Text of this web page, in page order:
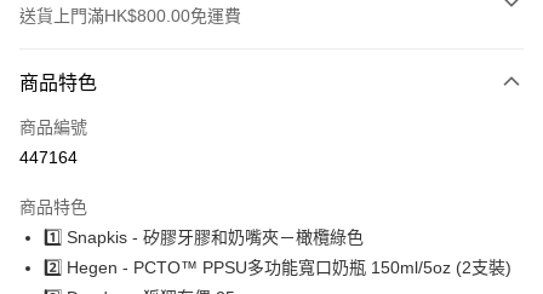
送貨上門滿HK$800.00免運費
信用卡
Apple Pay
AlipayHK
PayMe
商品特色
商品編號
447164
商品特色
1️⃣ Snapkis - 矽膠牙膠和奶嘴夾－橄欖綠色
2️⃣ Hegen - PCTO™ PPSU多功能寬口奶瓶 150ml/5oz (2支裝)